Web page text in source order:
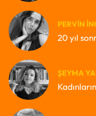
PERVIN
20 yıl
ŞEYMA